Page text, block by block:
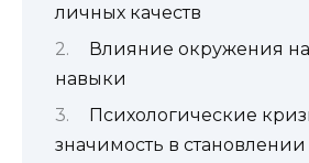
личных качеств
Влияние окружения
навыки
Психологические
значимость в